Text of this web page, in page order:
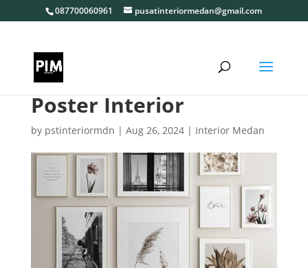
087700060961 pusatinteriormedan@gmail.com
Poster Interior
by pstinteriormdn | Aug 26, 2024| Interior Medan